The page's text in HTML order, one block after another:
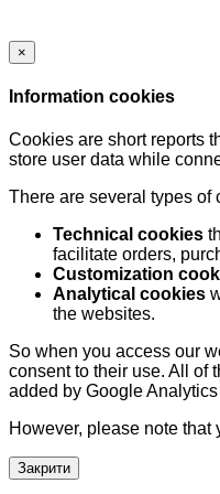
×
Information cookies
Cookies are short reports
store user data while
There are several types of
Technical cookies
facilitate orders,
Customization
Analytical cookies
the websites.
So when you access our
consent to their use. All of
added by Google
However, please note
Закрити